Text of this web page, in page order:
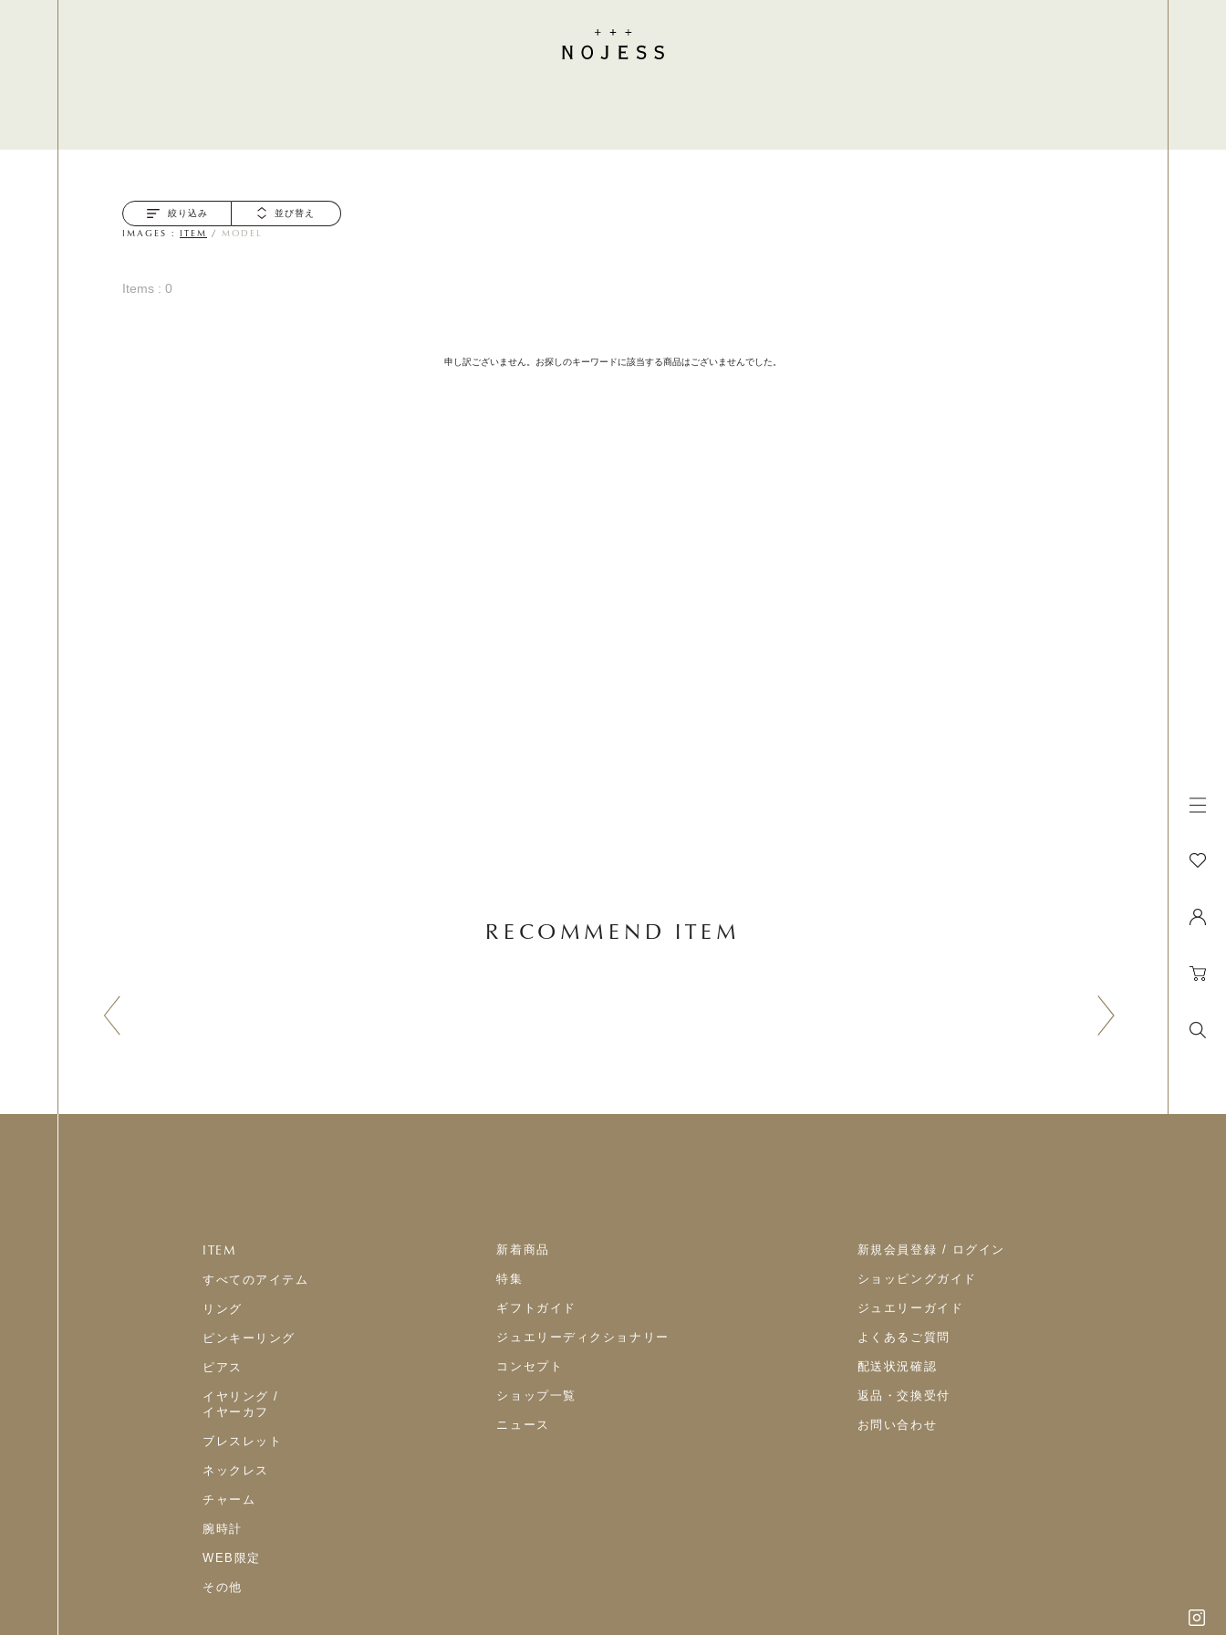
絞り込み 並び替え
IMAGES :ITEM /MODEL
Items : 0
申し訳ございません。お探しのキーワードに該当する商品はございませんでした。
RECOMMEND ITEM
ITEM
すべてのアイテム
リング
ピンキーリング
ピアス
イヤリング /
イヤーカフ
ブレスレット
ネックレス
チャーム
腕時計
WEB限定
その他
新着商品
特集
ギフトガイド
ジュエリーディクショナリー
コンセプト
ショップ一覧
ニュース
新規会員登録 / ログイン
ショッピングガイド
ジュエリーガイド
よくあるご質問
配送状況確認
返品・交換受付
お問い合わせ